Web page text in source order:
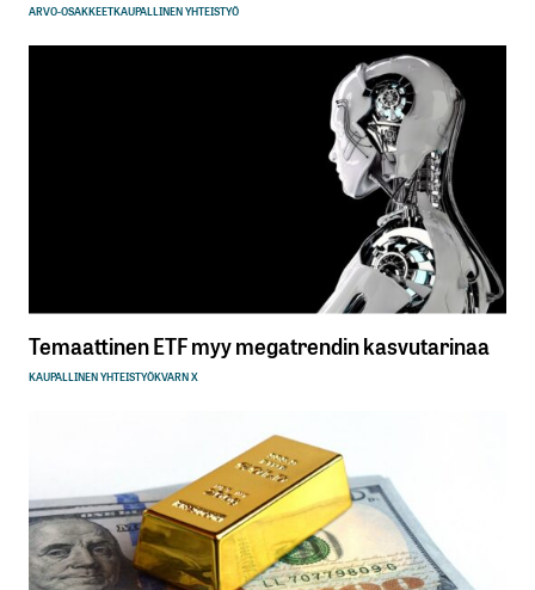
ARVO-OSAKKEETKAUPALLINEN YHTEISTYÖ
Temaattinen ETF myy megatrendin kasvutarinaa
KAUPALLINEN YHTEISTYÖKVARN X